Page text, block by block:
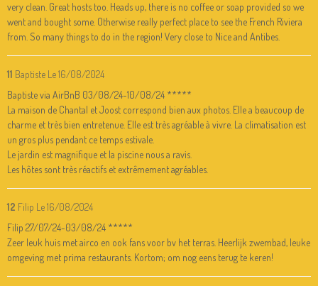
very clean. Great hosts too. Heads up, there is no coffee or soap provided so we
went and bought some. Otherwise really perfect place to see the French Riviera
from. So many things to do in the region! Very close to Nice and Antibes.
11 Baptiste Le 16/08/2024
Baptiste via AirBnB 03/08/24-10/08/24 *****
La maison de Chantal et Joost correspond bien aux photos. Elle a beaucoup de
charme et très bien entretenue. Elle est très agréable à vivre. La climatisation est
un gros plus pendant ce temps estivale.
Le jardin est magnifique et la piscine nous a ravis.
Les hôtes sont très réactifs et extrêmement agréables.
12 Filip Le 16/08/2024
Filip 27/07/24-03/08/24 *****
Zeer leuk huis met airco en ook fans voor bv het terras. Heerlijk zwembad, leuke
omgeving met prima restaurants. Kortom; om nog eens terug te keren!